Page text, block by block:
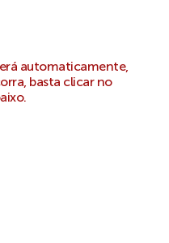
automaticamente,
basta clicar no